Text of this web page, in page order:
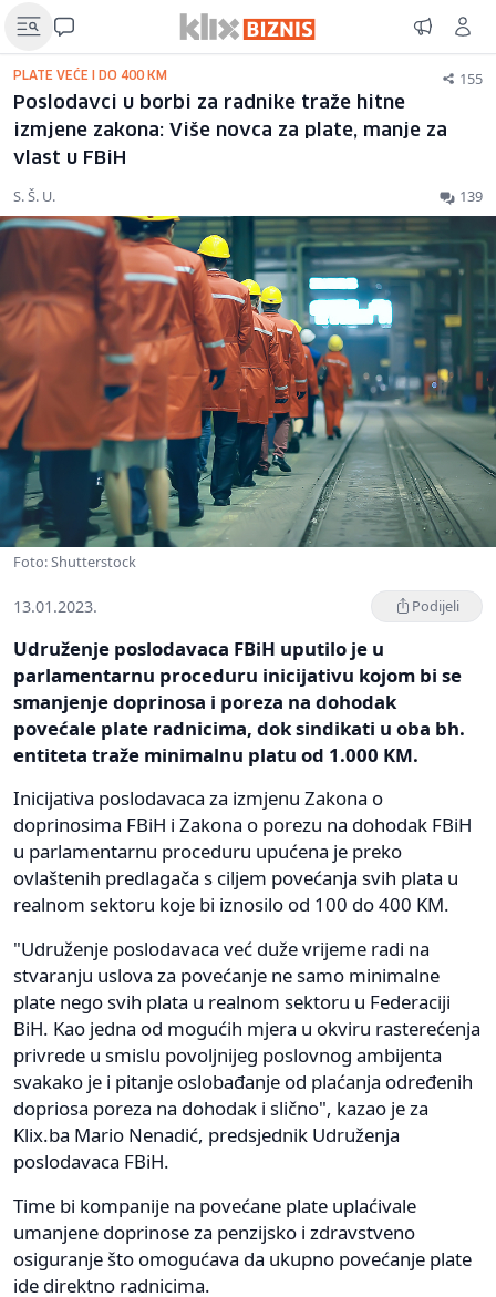
PLATE VEĆE I DO 400 KM 155
Poslodavci u borbi za radnike traže hitne
izmjene zakona: Više novca za plate, manje za
vlast u FBiH
S. Š. U. 139
Foto: Shutterstock
13.01.2023. Podijeli
Udruženje poslodavaca FBiH uputilo je u
parlamentarnu proceduru inicijativu kojom bi se
smanjenje doprinosa i poreza na dohodak
povećale plate radnicima, dok sindikati u oba bh.
entiteta traže minimalnu platu od 1.000 KM.
Inicijativa poslodavaca za izmjenu Zakona o
doprinosima FBiH i Zakona o porezu na dohodak FBiH
u parlamentarnu proceduru upućena je preko
ovlaštenih predlagača s ciljem povećanja svih plata u
realnom sektoru koje bi iznosilo od 100 do 400 KM.
"Udruženje poslodavaca već duže vrijeme radi na
stvaranju uslova za povećanje ne samo minimalne
plate nego svih plata u realnom sektoru u Federaciji
BiH. Kao jedna od mogućih mjera u okviru rasterećenja
privrede u smislu povoljnijeg poslovnog ambijenta
svakako je i pitanje oslobađanje od plaćanja određenih
dopriosa poreza na dohodak i slično", kazao je za
Klix.ba Mario Nenadić, predsjednik Udruženja
poslodavaca FBiH.
Time bi kompanije na povećane plate uplaćivale
umanjene doprinose za penzijsko i zdravstveno
osiguranje što omogućava da ukupno povećanje plate
ide direktno radnicima.